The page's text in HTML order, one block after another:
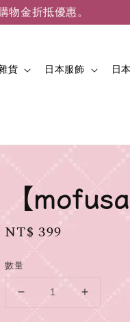
物金折抵優惠。
貨 日本服飾 日
【
Regular
NT$ 399
數量